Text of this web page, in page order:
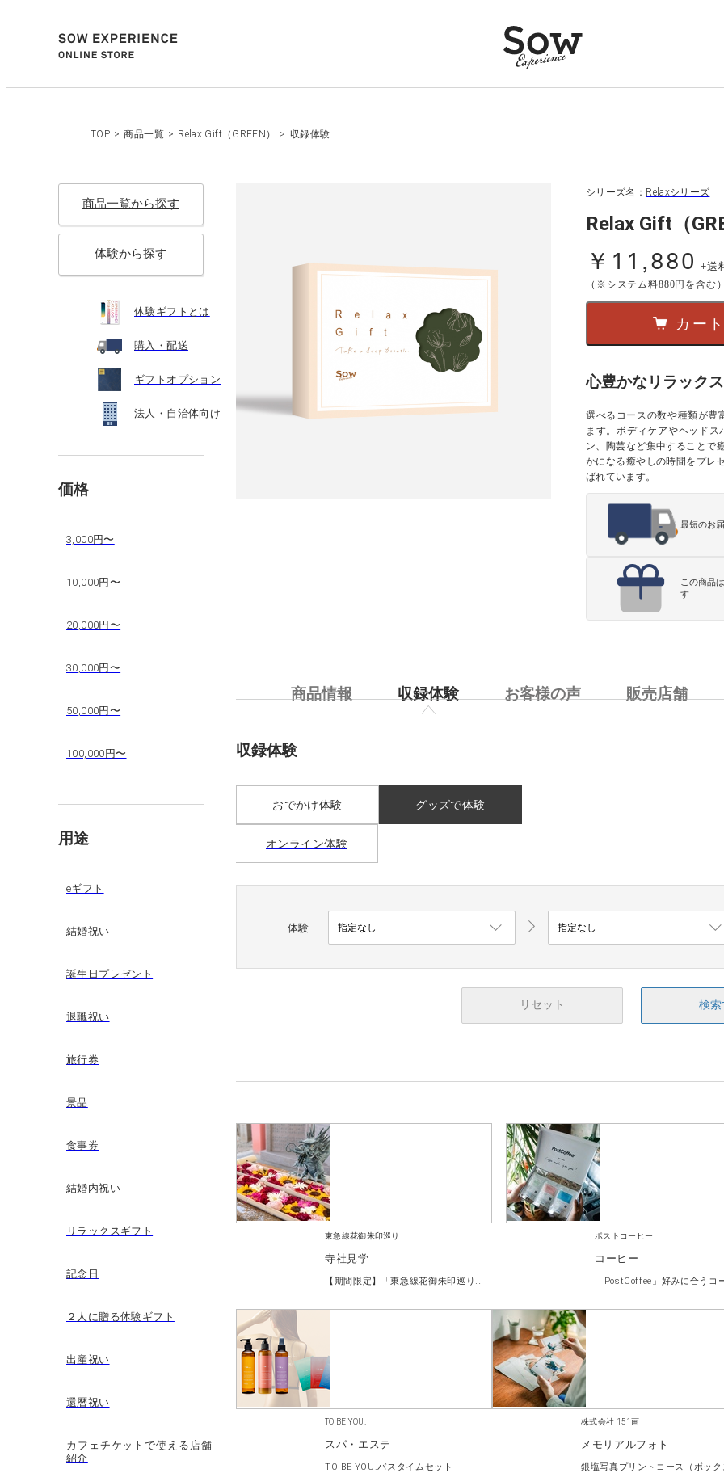
TOP > 商品一覧 > Relax Gift（GREEN） > 収録体験
商品一覧から探す
体験から探す
体験ギフトとは
購入・配送
ギフトオプション
法人・自治体向け
価格
3,000円〜
10,000円〜
20,000円〜
30,000円〜
50,000円〜
100,000円〜
用途
eギフト
結婚祝い
誕生日プレゼント
退職祝い
旅行券
景品
食事券
結婚内祝い
リラックスギフト
記念日
２人に贈る体験ギフト
出産祝い
還暦祝い
カフェチケットで使える店舗
紹介
シリーズ名： Relaxシリーズ
Relax Gift（
￥11,880 +送
（※システム料880円を含む）
カー
心豊かなリラック
選べるコースの数や種類が豊
ます。ボディケアやヘッド
ン、陶芸など集中することで
かになる癒やしの時間をプレ
ばれています。
最短のお
この商品は
す
商品情報 収録体験 お客様の声 販売店舗
収録体験
おでかけ体験 グッズで体験
オンライン体験
体験
リセット 検索
東急線花御朱印巡り
寺社見学
【期間限定】「東急線花御朱印巡り」御朱印帳付き参加キット
ポストコーヒー
コーヒー
TO BE YOU.
スパ・エステ
TO BE YOU.バスタイムセット
株式会社 151画
メモリアルフォト